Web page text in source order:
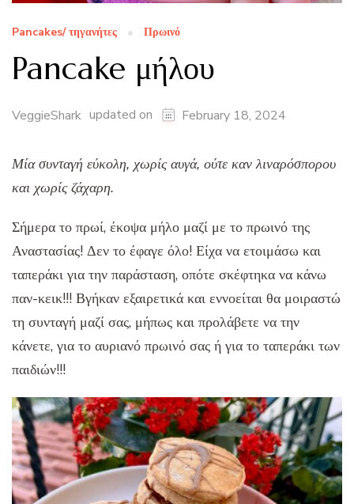
Pancakes/ τηγανήτες Πρωινό
Pancake μήλου
VeggieShark updated on February 18, 2024
Μία συνταγή εύκολη, χωρίς αυγά, ούτε καν λιναρόσπορου
και χωρίς ζάχαρη.
Σήμερα το πρωί, έκοψα μήλο μαζί με το πρωινό της
Αναστασίας! Δεν το έφαγε όλο! Είχα να ετοιμάσω και
ταπεράκι για την παράσταση, οπότε σκέφτηκα να κάνω
παν-κεικ!!! Βγήκαν εξαιρετικά και εννοείται θα μοιραστώ
τη συνταγή μαζί σας, μήπως και προλάβετε να την
κάνετε, για το αυριανό πρωινό σας ή για το ταπεράκι των
παιδιών!!!